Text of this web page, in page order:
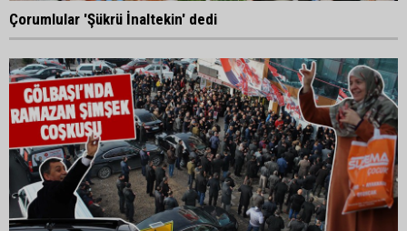
Çorumlular 'Şükrü İnaltekin' dedi